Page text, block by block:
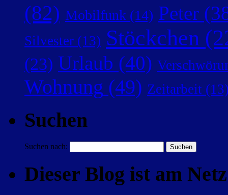
(82) Mobilfunk (14) Peter
Silvester (13) Stöckchen
(23) Urlaub (40)
Wohnung (49) Zeitarbeit
Suchen
Suchen nach:
Dieser Blog ist am